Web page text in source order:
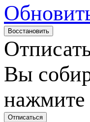
Вы
нажмите